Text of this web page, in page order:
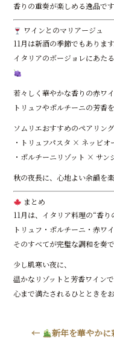
香りの重奏が楽しめる逸品です
ワインとのマリアージュ
11月は新酒の季節でもあります
イタリアのボージョレにあた
若々しく華やかな香りの赤ワイ
トリュフやポルチーニの芳香
ソムリエおすすめのペアリン
・トリュフパスタ × ネッビオ
・ポルチーニリゾット × サン
秋の夜長に、心地よい余韻を
まとめ
11月は、イタリア料理の“香り
トリュフ・ポルチーニ・赤ワイ
そのすべてが完璧な調和を奏で
少し肌寒い夜に、
温かなリゾットと芳香ワインで
心まで満たされるひとときを
← 新年を華やか